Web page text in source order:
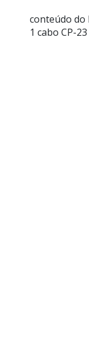
conteúdo do
1 cabo CP-23